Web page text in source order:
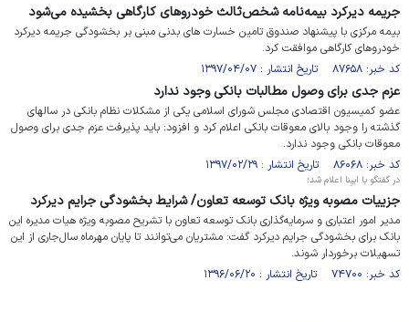
جریمه دیرکرد بیمه‌نامه شخص‌ثالث خودروهای کارگاهی بخشیده می‌شود
بیمه مرکزی با پیشنهاد صندوق تامین خسارت های بدنی مبنی بر بخشودگی جریمه دیرکرد
خودروهای کارگاهی موافقت کرد.
کد خبر: ۸۷۶۵۸ تاریخ انتشار : ۱۳۹۷/۰۴/۰۷
عزم جدی برای وصول مطالبات بانکی وجود ندارد
عضو کمیسیون اقتصادی مجلس شورای اسلامی یکی از مشکلات نظام بانکی در سالهای
گذشته را وجود بالای معوقات بانکی اعلام کرد و افزود: باید پذیرفت عزم جدی برای وصول
معوقات بانکی وجود ندارد.
کد خبر: ۸۶۰۶۸ تاریخ انتشار : ۱۳۹۷/۰۲/۲۹
در گفتگو با ایبِنا اعلام شد؛
جزییات مصوبه ویژه بانک توسعه تعاون/ شرایط بخشودگی جرایم دیرکرد
مدیر امور اعتباری و سرمایه‌گذاری بانک توسعه تعاون با تشریح مصوبه ویژه هیات مدیره این
بانک برای بخشودگی جرایم دیرکرد گفت: مشتریان می‌توانند تا پایان مهرماه سال‌جاری از این
تسهیلات برخوردار شوند.
کد خبر: ۷۴۷۰۰ تاریخ انتشار : ۱۳۹۶/۰۶/۲۰